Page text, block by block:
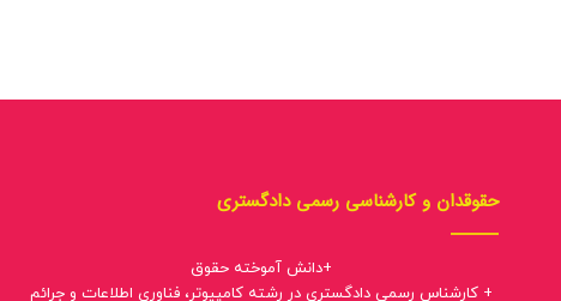
حقوقدان و کارشناسی رسمی دادگستری
+دانش آموخته حقوق
+ کارشناس رسمی دادگستری در رشته کامپیوتر، فناوری اطلاعات و جرائم